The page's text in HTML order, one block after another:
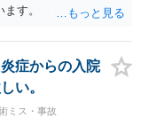
す。
症からの入院
い。
ミス・事故